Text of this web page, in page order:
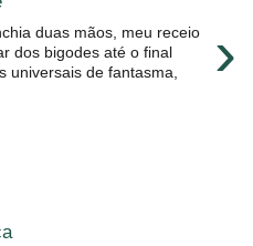
›
duas mãos, meu receio
dos bigodes até o final
universais de fantasma,